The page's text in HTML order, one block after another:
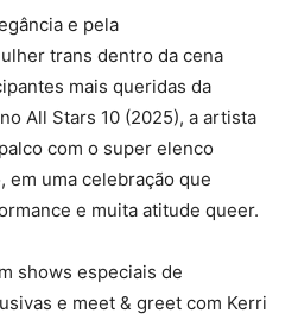
e pela
trans dentro da cena
mais queridas da
All Stars 10 (2025), a artista
com o super elenco
em uma celebração que
e muita atitude queer.
shows especiais de
e meet & greet com Kerri